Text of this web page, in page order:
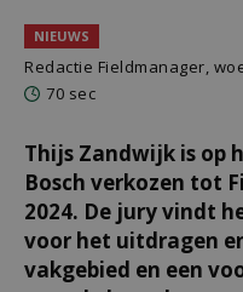
NIEUWS
Redactie Fieldmanager,
70 sec
Thijs Zandwijk is op
Bosch verkozen tot
2024. De jury vindt
voor het uitdragen
vakgebied en een